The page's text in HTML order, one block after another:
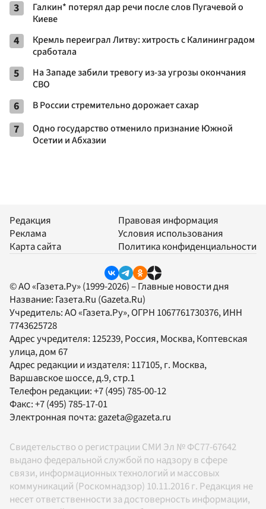
3
Галкин* потерял дар речи после слов Пугачевой о
Киеве
4
Кремль переиграл Литву: хитрость с Калининградом
сработала
5
На Западе забили тревогу из-за угрозы окончания
СВО
6 В России стремительно дорожает сахар
7
Одно государство отменило признание Южной
Осетии и Абхазии
Редакция
Реклама
Карта сайта
Правовая информация
Условия использования
Политика конфиденциальности
© АО «Газета.Ру» (1999-2026) – Главные новости дня
Название: Газета.Ru (Gazeta.Ru)
Учредитель:АО «Газета.Ру», ОГРН 1067761730376, ИНН
7743625728
Адрес учредителя: 125239, Россия, Москва, Коптевская
улица, дом 67
Адрес редакции и издателя: 117105, г. Москва,
Варшавское шоссе, д.9, стр.1
Телефон редакции:+7 (495) 785-00-12
Факс:+7 (495) 785-17-01
Электронная почта: gazeta@gazeta.ru
Свидетельство о регистрации СМИ Эл № ФС77-67642
выдано федеральной службой по надзору в сфере
связи, информационных технологий и массовых
коммуникаций (Роскомнадзор) 10.11.2016 г. Редакция не
несет ответственности за достоверность информации,